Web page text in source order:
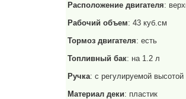
Расположение двигателя:
Рабочий объем: 43 куб.см
Тормоз двигателя: есть
Топливный бак: на 1.2 л
Ручка: с регулируемой высотой
Материал деки: пластик